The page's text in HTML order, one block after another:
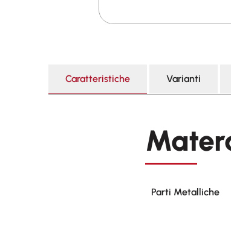
Caratteristiche Varianti
Parti Metalliche